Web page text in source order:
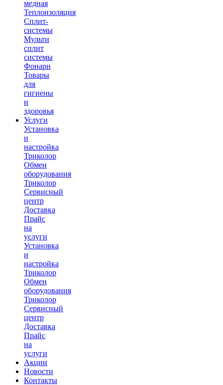
медная
Теплоизоляция
Сплит-
системы
Мульти
сплит
системы
Фонари
Товары
для
гигиены
и
здоровья
Услуги
Установка
и
настройка
Триколор
Обмен
оборудования
Триколор
Сервисный
центр
Доставка
Прайс
на
услуги
Установка
и
настройка
Триколор
Обмен
оборудования
Триколор
Сервисный
центр
Доставка
Прайс
на
услуги
Акции
Новости
Контакты